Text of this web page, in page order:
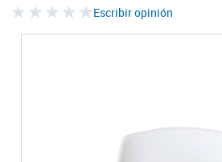
Escribir opinión